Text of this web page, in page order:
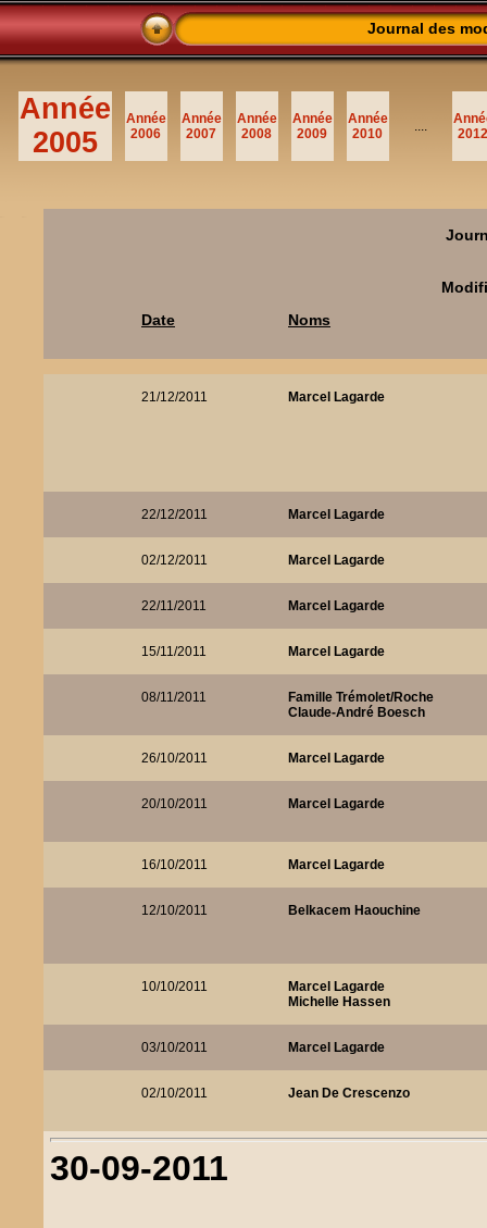
Journal des
Année
2005
Année
2006
Année
2007
Année
2008
Année
2009
Année
2010
....
Date
Noms
21/12/2011 Marcel Lagarde
22/12/2011 Marcel Lagarde
02/12/2011 Marcel Lagarde
22/11/2011 Marcel Lagarde
15/11/2011 Marcel Lagarde
08/11/2011
Famille Trémolet/Roche
Claude-André Boesch
26/10/2011 Marcel Lagarde
20/10/2011 Marcel Lagarde
16/10/2011 Marcel Lagarde
12/10/2011 Belkacem Haouchine
10/10/2011
Marcel Lagarde
Michelle Hassen
03/10/2011 Marcel Lagarde
02/10/2011 Jean De Crescenzo
30-09-2011